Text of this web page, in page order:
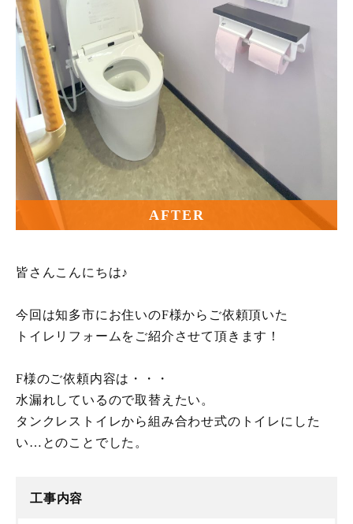
AFTER
皆さんこんにちは♪
今回は知多市にお住いのF様からご依頼頂いた
トイレリフォームをご紹介させて頂きます！
F様のご依頼内容は・・・
水漏れしているので取替えたい。
タンクレストイレから組み合わせ式のトイレにした
い…とのことでした。
工事内容